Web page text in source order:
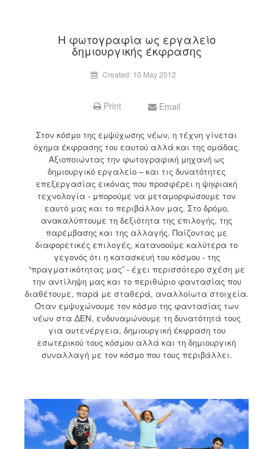
Η φωτογραφία ως εργαλείο
δημιουργικής έκφρασης
Created: 10 May 2012
Print Email
Στον κόσμο της εμψύχωσης νέων, η τέχνη γίνεται
όχημα έκφρασης του εαυτού αλλά και της ομάδας.
Αξιοποιώντας την φωτογραφική μηχανή ως
δημιουργικό εργαλείο – και τις δυνατότητες
επεξεργασίας εικόνας που προσφέρει η ψηφιακή
τεχνολογία - μπορούμε να μεταμορφώσουμε τον
εαυτό μας και το περιβάλλον μας. Στο δρόμο,
ανακαλύπτουμε τη δεξιότητα της επιλογής, της
παρέμβασης και της αλλαγής. Παίζοντας με
διαφορετικές επιλογές, κατανοούμε καλύτερα το
γεγονός ότι η κατασκευή του κόσμου - της
“πραγματικότητας μας” - έχει περισσότερο σχέση με
την αντίληψη μας και το περιθώριο φαντασίας που
διαθέτουμε, παρά με σταθερά, αναλλοίωτα στοιχεία.
Όταν εμψυχώνουμε τον κόσμο της φαντασίας των
νέων στα ΔΕΝ, ενδυναμώνουμε τη δυνατότητά τους
για αυτενέργεια, δημιουργική έκφραση του
εσωτερικού τους κόσμου αλλά και τη δημιουργική
συναλλαγή με τον κόσμο που τους περιβάλλει.